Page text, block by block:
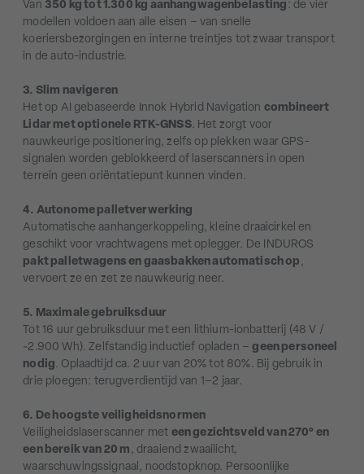
Van 350 kg tot 1.300 kg aanhangwagenbelasting : de vier
modellen voldoen aan alle eisen – van snelle
koeriersbezorgingen en interne treintjes tot zwaar transport
in de auto-industrie.
3. Slim navigeren
Het op AI gebaseerde Innok Hybrid Navigation combineert
Lidar met optionele RTK-GNSS. Het zorgt voor
nauwkeurige positionering, zelfs op plekken waar GPS-
signalen worden geblokkeerd of laserscanners in open
terrein geen oriëntatiepunt kunnen vinden.
4. Autonome palletverwerking
Automatische aanhangerkoppeling, kleine draaicirkel en
geschikt voor vrachtwagens met oplegger. De INDUROS
pakt palletwagens en gaasbakken automatisch op ,
vervoert ze en zet ze nauwkeurig neer.
5. Maximale gebruiksduur
Tot 16 uur gebruiksduur met een lithium-ionbatterij (48 V /
~2.900 Wh). Zelfstandig inductief opladen –geen personeel
nodig. Oplaadtijd ca. 2 uur van 20% tot 80%. Bij gebruik in
drie ploegen: terugverdientijd van 1–2 jaar.
6. De hoogste veiligheidsnormen
Veiligheidslaserscanner met een gezichtsveld van 270° en
een bereik van 20 m , draaiend zwaailicht,
waarschuwingssignaal, noodstopknop. Persoonlijke